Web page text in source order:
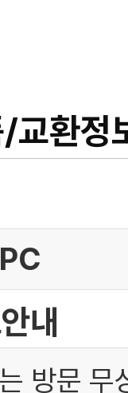
교환정
내
방문